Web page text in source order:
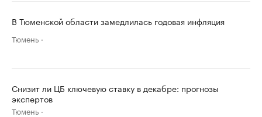
В Тюменской области замедлилась годовая инфляция
Тюмень
Снизит ли ЦБ ключевую ставку в декабре: прогнозы
экспертов
Тюмень